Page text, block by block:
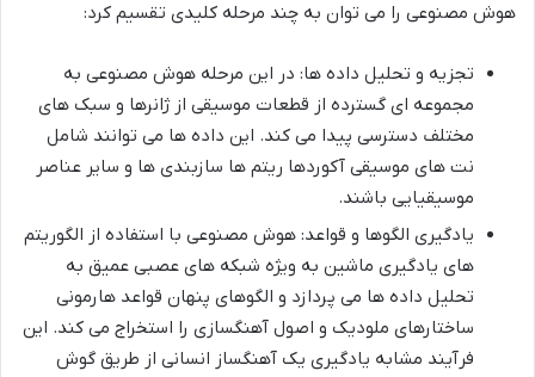
هوش مصنوعی را می توان به چند مرحله کلیدی تقسیم کرد:
تجزیه و تحلیل داده ها: در این مرحله هوش مصنوعی به
مجموعه ای گسترده از قطعات موسیقی از ژانرها و سبک های
مختلف دسترسی پیدا می کند. این داده ها می توانند شامل
نت های موسیقی آکوردها ریتم ها سازبندی ها و سایر عناصر
موسیقیایی باشند.
یادگیری الگوها و قواعد: هوش مصنوعی با استفاده از الگوریتم
های یادگیری ماشین به ویژه شبکه های عصبی عمیق به
تحلیل داده ها می پردازد و الگوهای پنهان قواعد هارمونی
ساختارهای ملودیک و اصول آهنگسازی را استخراج می کند. این
فرآیند مشابه یادگیری یک آهنگساز انسانی از طریق گوش